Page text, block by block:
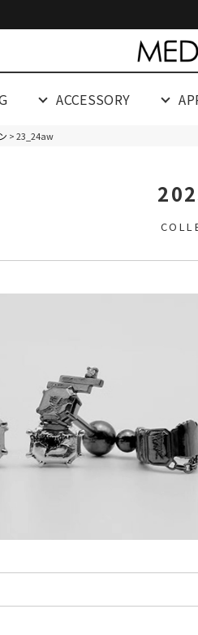
ACCESSORY
> 23_24aw